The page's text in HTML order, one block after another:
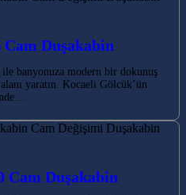
Duşakabin
banyonuza modern bir dokunuş
yaratın. Kocaeli Gölcük’ün
Cam Duşakabin